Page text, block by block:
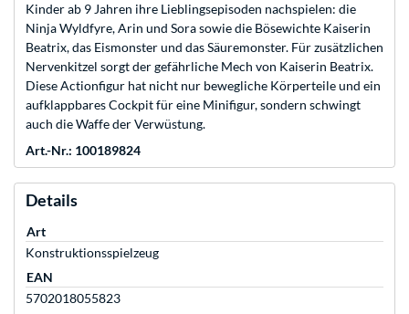
Kinder ab 9 Jahren ihre Lieblingsepisoden nachspielen: die
Ninja Wyldfyre, Arin und Sora sowie die Bösewichte Kaiserin
Beatrix, das Eismonster und das Säuremonster. Für zusätzlichen
Nervenkitzel sorgt der gefährliche Mech von Kaiserin Beatrix.
Diese Actionfigur hat nicht nur bewegliche Körperteile und ein
aufklappbares Cockpit für eine Minifigur, sondern schwingt
auch die Waffe der Verwüstung.
Art.-Nr.: 100189824
Details
Art
Konstruktionsspielzeug
EAN
5702018055823